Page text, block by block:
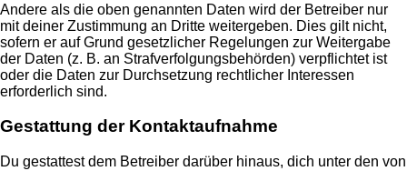
Andere als die oben genannten Daten wird der Betreiber nur
mit deiner Zustimmung an Dritte weitergeben. Dies gilt nicht,
sofern er auf Grund gesetzlicher Regelungen zur Weitergabe
der Daten (z. B. an Strafverfolgungsbehörden) verpflichtet ist
oder die Daten zur Durchsetzung rechtlicher Interessen
erforderlich sind.
Gestattung der Kontaktaufnahme
Du gestattest dem Betreiber darüber hinaus, dich unter den von